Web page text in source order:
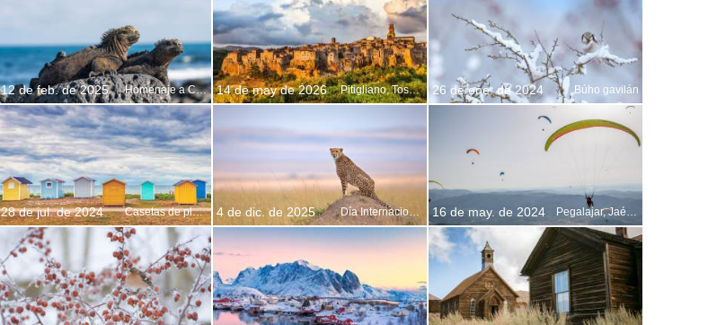
12 de feb. de 2025 Homenaje a Charles Darwin 14 de may de 2026 Pitigliano, Toscana, Italia 26 de ene. de 2024 Búho gavilán
28 de jul. de 2024 Casetas de playa en la provincia de Escania, Suecia 4 de dic. de 2025 Día Internacional del Guepardo 16 de may. de 2024 Pegalajar, Jaén, España